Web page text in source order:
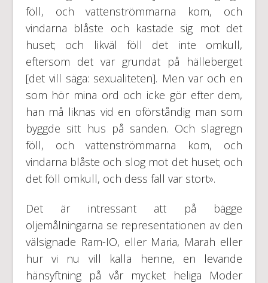
föll, och vattenströmmarna kom, och
vindarna blåste och kastade sig mot det
huset; och likväl föll det inte omkull,
eftersom det var grundat på hälleberget
[det vill säga: sexualiteten]. Men var och en
som hör mina ord och icke gör efter dem,
han må liknas vid en oförståndig man som
byggde sitt hus på sanden. Och slagregn
föll, och vattenströmmarna kom, och
vindarna blåste och slog mot det huset; och
det föll omkull, och dess fall var stort».
Det är intressant att på bägge
oljemålningarna se representationen av den
välsignade Ram-IO, eller Maria, Marah eller
hur vi nu vill kalla henne, en levande
hänsyftning på vår mycket heliga Moder